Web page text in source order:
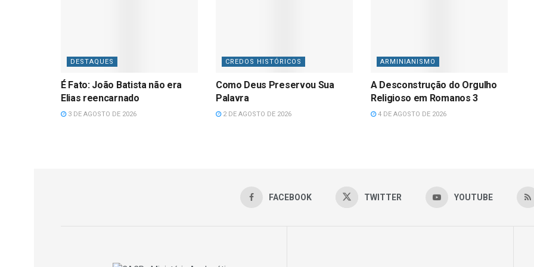
DESTAQUES
É Fato: João Batista não era
Elias reencarnado
3 DE AGOSTO DE 2026
CREDOS HISTÓRICOS
Como Deus Preservou Sua
Palavra
2 DE AGOSTO DE 2026
ARMINIANISMO
A Desconstrução do Orgulho
Religioso em Romanos 3
4 DE AGOSTO DE 2026
FACEBOOK TWITTER YOUTUBE